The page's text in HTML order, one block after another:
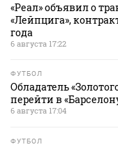
«Реал» объявил о
«Лейпцига»,
года
6 августа 17:22
ФУТБОЛ
Обладатель
перейти в
6 августа 17:04
ФУТБОЛ